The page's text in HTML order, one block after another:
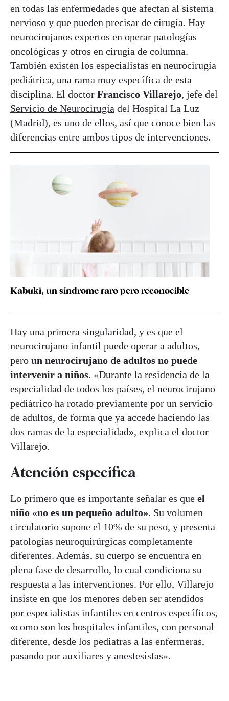
en todas las enfermedades que afectan al sistema
nervioso y que pueden precisar de cirugía. Hay
neurocirujanos expertos en operar patologías
oncológicas y otros en cirugía de columna.
También existen los especialistas en neurocirugía
pediátrica, una rama muy específica de esta
disciplina. El doctor Francisco Villarejo, jefe del
Servicio de Neurocirugía del Hospital La Luz
(Madrid), es uno de ellos, así que conoce bien las
diferencias entre ambos tipos de intervenciones.
Kabuki, un síndrome raro pero reconocible
Hay una primera singularidad, y es que el
neurocirujano infantil puede operar a adultos,
pero un neurocirujano de adultos no puede
intervenir a niños. «Durante la residencia de la
especialidad de todos los países, el neurocirujano
pediátrico ha rotado previamente por un servicio
de adultos, de forma que ya accede haciendo las
dos ramas de la especialidad», explica el doctor
Villarejo.
Atención específica
Lo primero que es importante señalar es que el
niño «no es un pequeño adulto». Su volumen
circulatorio supone el 10% de su peso, y presenta
patologías neuroquirúrgicas completamente
diferentes. Además, su cuerpo se encuentra en
plena fase de desarrollo, lo cual condiciona su
respuesta a las intervenciones. Por ello, Villarejo
insiste en que los menores deben ser atendidos
por especialistas infantiles en centros específicos,
«como son los hospitales infantiles, con personal
diferente, desde los pediatras a las enfermeras,
pasando por auxiliares y anestesistas».